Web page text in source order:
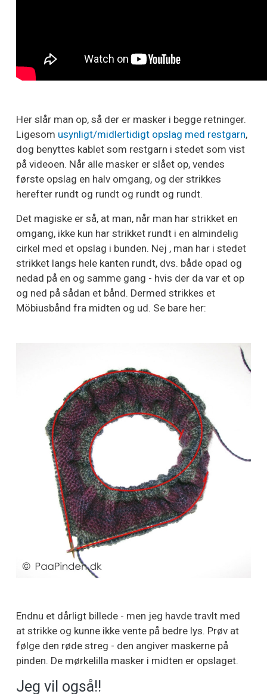
Her slår man op, så der er masker i begge retninger.
Ligesom usynligt/midlertidigt opslag med restgarn,
dog benyttes kablet som restgarn i stedet som vist
på videoen. Når alle masker er slået op, vendes
første opslag en halv omgang, og der strikkes
herefter rundt og rundt og rundt og rundt.
Det magiske er så, at man, når man har strikket en
omgang, ikke kun har strikket rundt i en almindelig
cirkel med et opslag i bunden. Nej , man har i stedet
strikket langs hele kanten rundt, dvs. både opad og
nedad på en og samme gang - hvis der da var et op
og ned på sådan et bånd. Dermed strikkes et
Möbiusbånd fra midten og ud. Se bare her:
Endnu et dårligt billede - men jeg havde travlt med
at strikke og kunne ikke vente på bedre lys. Prøv at
følge den røde streg - den angiver maskerne på
pinden. De mørkelilla masker i midten er opslaget.
Jeg vil også!!